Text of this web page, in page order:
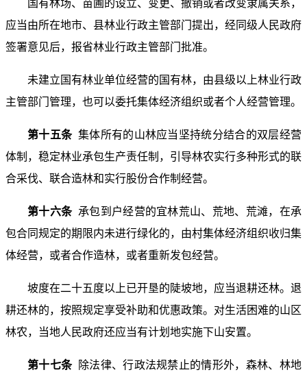
国有林场、苗圃的设立、变更、撤销或者改变隶属关系，
应当由所在地市、县林业行政主管部门提出，经同级人民政府
签署意见后，报省林业行政主管部门批准。
未建立国有林业单位经营的国有林，由县级以上林业行政
主管部门管理，也可以委托集体经济组织或者个人经营管理。
第十五条集体所有的山林应当坚持统分结合的双层经营
体制，稳定林业承包生产责任制，引导林农实行多种形式的联
合采伐、联合造林和实行股份合作制经营。
第十六条承包到户经营的宜林荒山、荒地、荒滩，在承
包合同规定的期限内未进行绿化的，由村集体经济组织收归集
体经营，或者合作造林，或者重新发包经营。
坡度在二十五度以上已开垦的陡坡地，应当退耕还林。退
耕还林的，按照规定享受补助和优惠政策。对生活困难的山区
林农，当地人民政府还应当有计划地实施下山安置。
第十七条除法律、行政法规禁止的情形外，森林、林地